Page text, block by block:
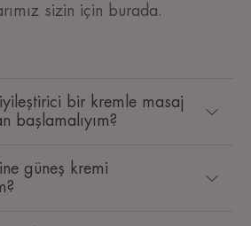
sizin için burada.
bir kremle masaj
başlamalıyım?
güneş kremi